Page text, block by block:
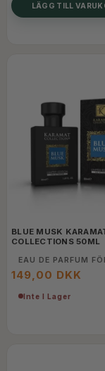
LÄGG TILL
BLUE MUSK
COLLECTIONS 50ML
EAU DE PARFUM
149,00 DKK
Inte I Lager